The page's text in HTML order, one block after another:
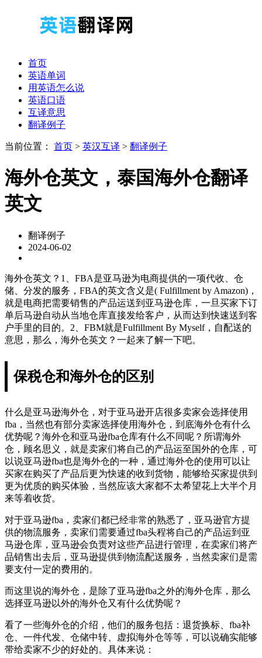
首页
英语单词
用英语怎么说
英语口语
互译意思
翻译例子
当前位置： 首页 > 英汉互译 > 翻译例子
海外仓英文，泰国海外仓翻译
英文
翻译例子
2024-06-02
海外仓英文？1、FBA是亚马逊为电商提供的一项代收、仓
储、分发的服务，FBA的英文含义是( Fulfillment by Amazon)，
就是电商把需要销售的产品运送到亚马逊仓库，一旦买家下订
单后马逊自动从当地仓库直接发给客户，从而达到快速送到客
户手里的目的。2、FBM就是Fulfillment By Myself，自配送的
意思，那么，海外仓英文？一起来了解一下吧。
保税仓和海外仓的区别
什么是亚马逊海外仓，对于亚马逊开店很多卖家会选择使用
fba，当然也有部分卖家选择使用海外仓，到底海外仓有什么
优势呢？海外仓和亚马逊fba仓库有什么不同呢？所谓海外
仓，顾名思义，就是卖家们将自己的产品运至国外的仓库，可
以说亚马逊fba也是海外仓的一种，通过海外仓的使用可以让
买家在购买了产品后更为快速的收到货物，能够给买家提供到
更为优质的购买体验，当然应该大家都不太希望花上大半个月
来等着收货。
对于亚马逊fba，卖家们都已经非常的熟悉了，亚马逊官方提
供的物流服务，卖家们需要通过fba头程将自己的产品运到亚
马逊仓库，亚马逊会负责对这些产品进行管理，在卖家们将产
品销售出去后，亚马逊提供到物流配送服务，当然卖家们是需
要支付一定的费用的。
而这里说的海外仓，是除了亚马逊fba之外的海外仓库，那么
选择亚马逊以外的海外仓又有什么优势呢？
看了一些海外仓的介绍，他们的服务包括：退货换标、fba补
仓、一件代发、仓储中转、虚拟海外仓等等，可以说确实能够
带给卖家不少的好处的。具体来说：